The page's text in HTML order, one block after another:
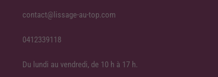
contact@lissage-au-top.com
0412339118
Du lundi au vendredi, de 10 h à 17 h.